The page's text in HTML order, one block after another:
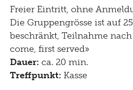
Freier Eintritt, ohne
Die Gruppengrösse ist auf
beschränkt, Teilnahme
come, first served»
Dauer: ca. 20 min.
Treffpunkt: Kasse